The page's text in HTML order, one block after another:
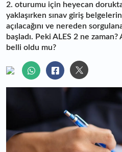
2. oturumu için heyecan
yaklaşırken sınav giriş
açılacağını ve nereden
başladı. Peki ALES 2 ne
belli oldu mu?